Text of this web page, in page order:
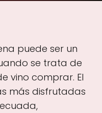
puede ser un
se trata de
vino comprar. El
más disfrutadas